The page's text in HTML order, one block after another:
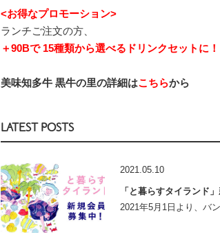
<お得なプロモーション>
ランチご注文の方、
＋90Bで 15種類から選べるドリンクセットに！
美味知多牛 黒牛の里の詳細はこちらから
LATEST POSTS
2021.05.10
「と暮らすタイランド
2021年5月1日より、バ